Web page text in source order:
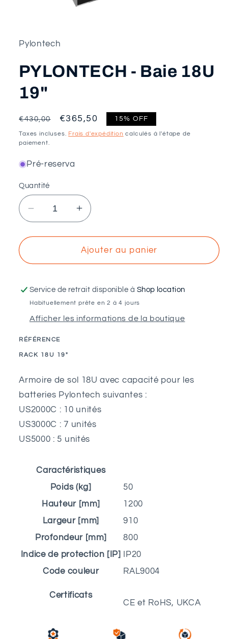
dans
modale
Pylontech
PYLONTECH - Baie 18U
19"
Prix
habituel
€430,00
Prix
promotionnel
€365,50 15% OFF
Taxes incluses. Frais d'expédition calculés à l'étape de
paiement.
Pré-reserva
Quantité
Réduire
la
quantité
PYLONTECH
Baie
18U
Augmenter
la
quantité
de
PYLONTECH
Baie
18U
Ajouter au panier
Service de retrait disponible à Shop location
Habituellement prête en 2 à 4 jours
Afficher les informations de la boutique
RÉFÉRENCE
SKU:
RACK 18U 19"
Armoire de sol 18U avec capacité pour les
batteries Pylontech suivantes :
US2000C : 10 unités
US3000C : 7 unités
US5000 : 5 unités
Caractéristiques
Poids (kg]
50
Hauteur [mm]
1200
Largeur [mm]
910
Profondeur [mm]
800
Indice de protection [IP]
IP20
Code couleur
RAL9004
Certificats
CE et RoHS, UKCA